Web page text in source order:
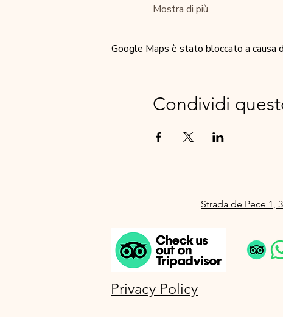
Mostra di più
Google Maps è stato bloccato a causa
Condividi
Strada de Pece 1,
Privacy Policy